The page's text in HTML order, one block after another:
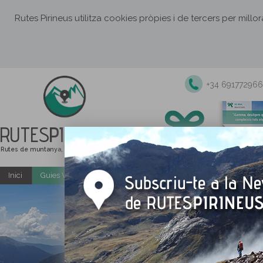
Rutes Pirineus utilitza cookies pròpies i de tercers per
RUTESPIRINEUS
Rutes de muntanya, senderisme i excursions
+34 691772966
Inici Guies Web i PDF gratuïtes Excursions i activitats